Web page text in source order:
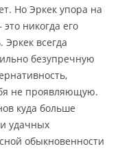
Но Эркек упора на
никогда его
Эркек всегда
безупречную
не проявляющую.
куда больше
удачных
обыкновенности